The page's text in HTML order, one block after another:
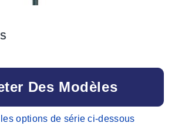
Des Modèles
options de série ci-dessous